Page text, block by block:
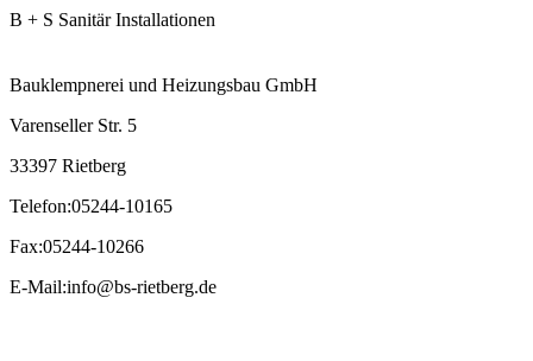
B + S Sanitär Installationen
Bauklempnerei und Heizungsbau GmbH
Varenseller Str. 5
33397 Rietberg
Telefon:05244-10165
Fax:05244-10266
E-Mail:info@bs-rietberg.de